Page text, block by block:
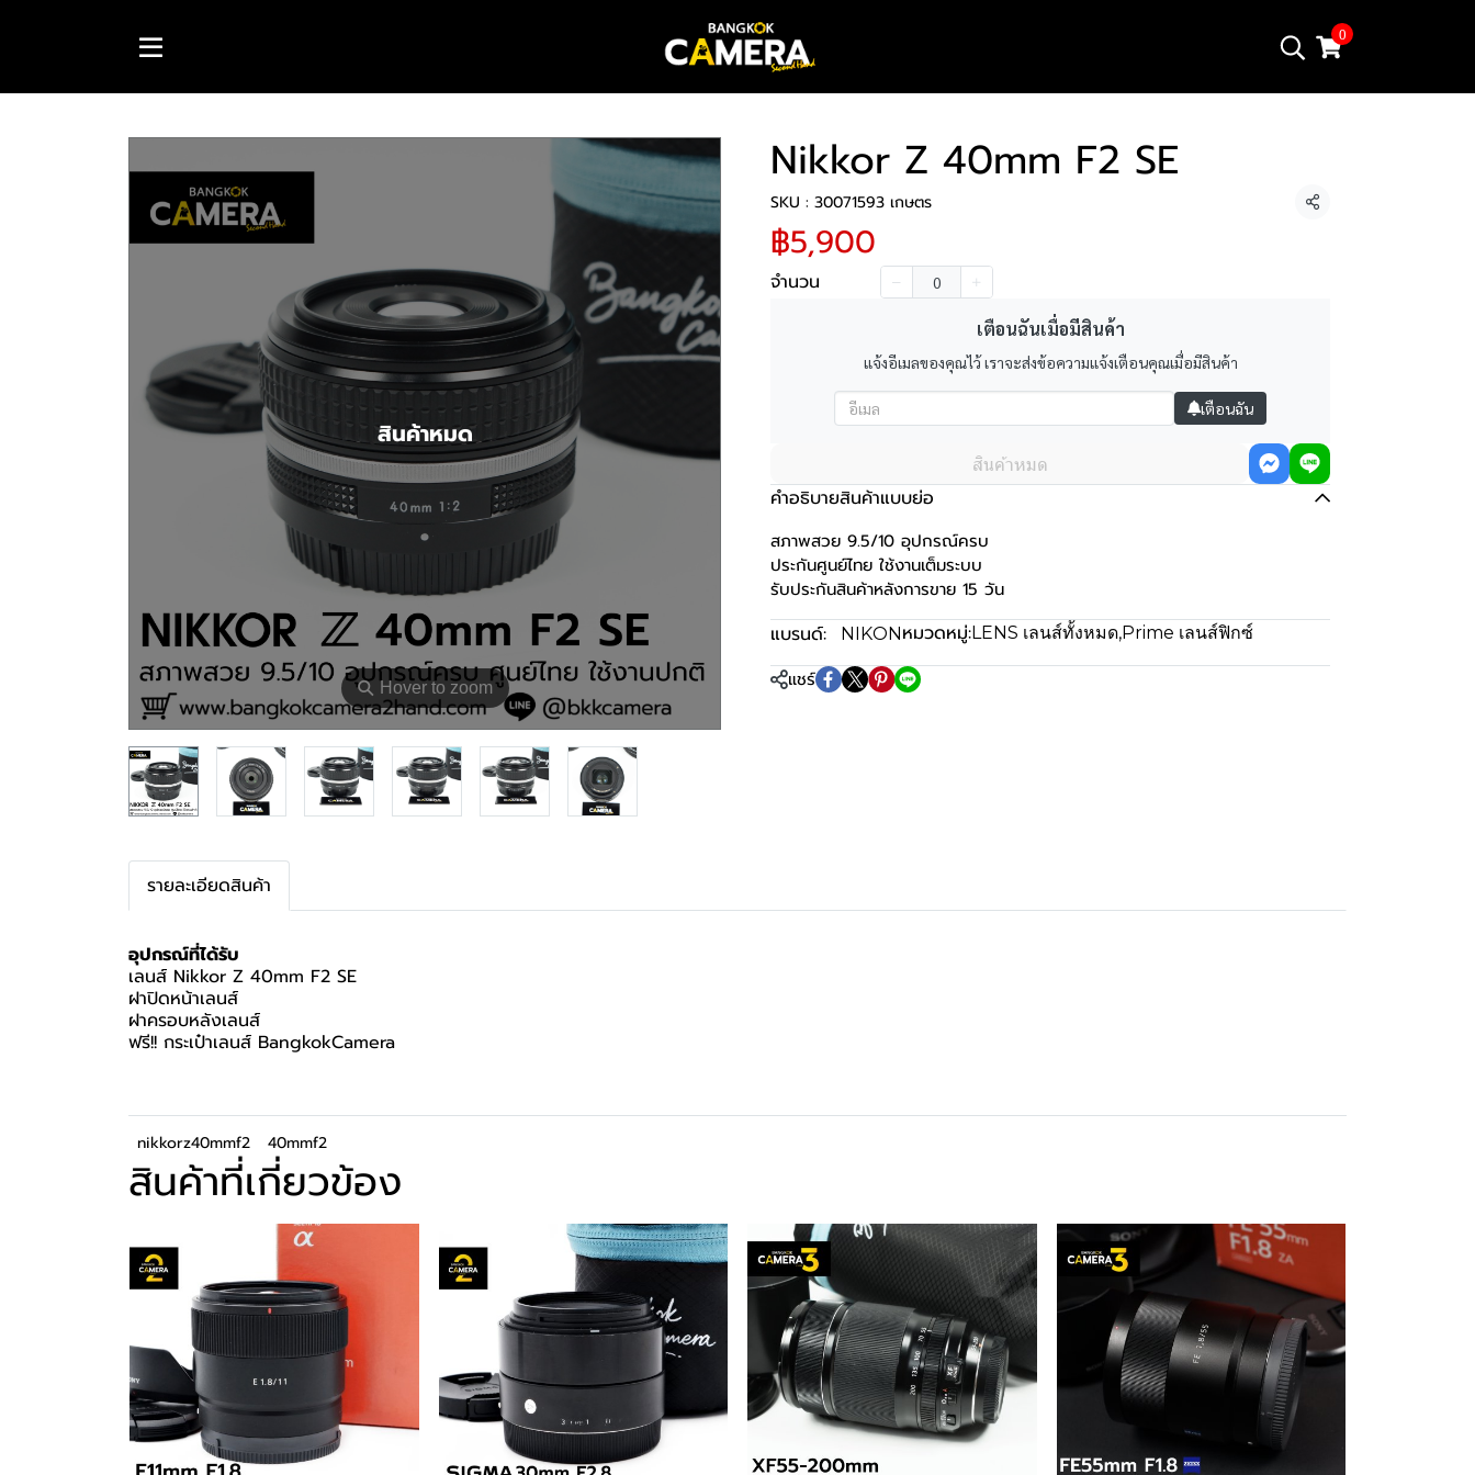
0
⚲Hover to zoom
สินค้าหมด
Nikkor Z 40mm F2 SE
SKU : 30071593 เกษตร แชร์
฿5,900
จำนวน
เตือนฉันเมื่อมีสินค้า
แจ้งอีเมลของคุณไว้ เราจะส่งข้อความแจ้งเตือนคุณเมื่อมีสินค้า
เตือนฉัน
สินค้าหมด
คำอธิบายสินค้าแบบย่อ
สภาพสวย 9.5/10 อุปกรณ์ครบ
ประกันศูนย์ไทย ใช้งานเต็มระบบ
รับประกันสินค้าหลังการขาย 15 วัน
แบรนด์: NIKONหมวดหมู่:LENS เลนส์ทั้งหมด,Prime เลนส์ฟิกซ์
แชร์
รายละเอียดสินค้า
อุปกรณ์ที่ได้รับ
เลนส์ Nikkor Z 40mm F2 SE
ฝาปิดหน้าเลนส์
ฝาครอบหลังเลนส์
ฟรี!! กระเป๋าเลนส์ BangkokCamera
nikkorz40mmf2 40mmf2
สินค้าที่เกี่ยวข้อง